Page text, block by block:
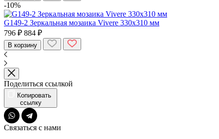
-10%
G149-2 Зеркальная мозаика Vivere 330x310 мм
796 ₽ 884 ₽
В корзину
Поделиться ссылкой
Копировать
ссылку
Связаться с нами